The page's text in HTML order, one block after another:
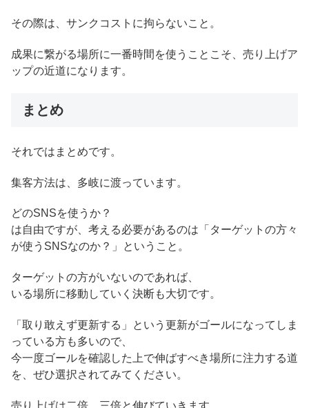
その際は、サンクコストに拘らないこと。
成果に繋がる場所に一番時間を使うことこそ、売り上げア
ップの近道になります。
まとめ
それではまとめです。
集客方法は、多岐に渡っています。
どのSNSを使うか？
は自由ですが、考える必要があるのは「ターゲットの方々
が使うSNSなのか？」ということ。
ターゲットの方がいないのであれば、
いる場所に移動していく決断も大切です。
「取り敢えず更新する」という更新がゴールになってしま
っている方も多いので、
今一度ゴールを確認した上で伸ばすべき場所に注力する道
を、ぜひ選択されてみてください。
売り上げは二倍、三倍と伸びていきます。